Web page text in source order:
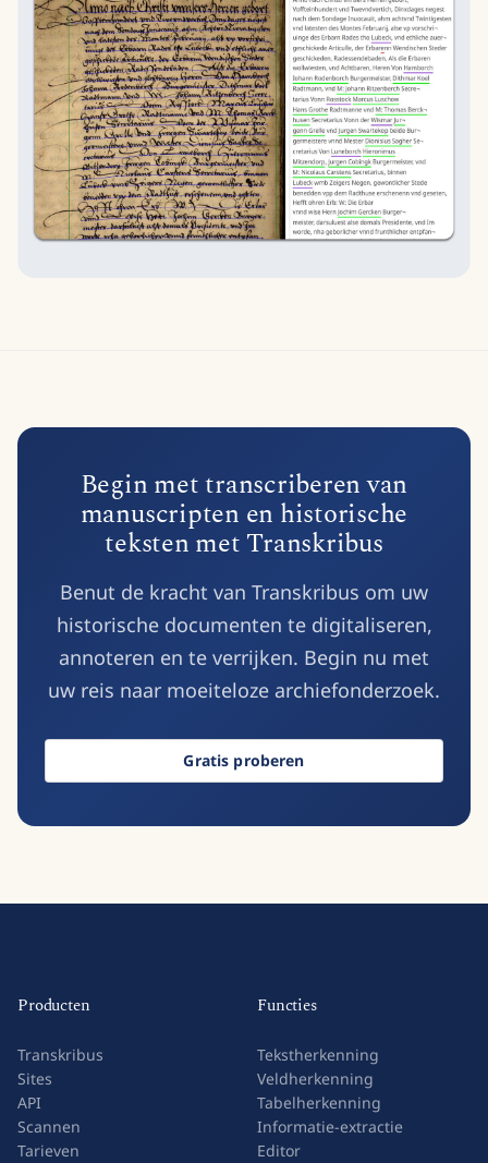
Begin met transcriberen van
manuscripten en historische
teksten met Transkribus
Benut de kracht van Transkribus om uw
historische documenten te digitaliseren,
annoteren en te verrijken. Begin nu met
uw reis naar moeiteloze archiefonderzoek.
Gratis proberen
Producten
Transkribus
Sites
API
Scannen
Tarieven
Functies
Tekstherkenning
Veldherkenning
Tabelherkenning
Informatie-extractie
Editor